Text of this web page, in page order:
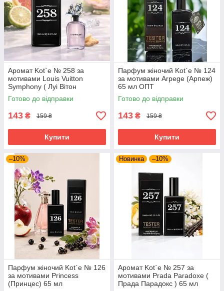
Аромат Kot`e № 258 за
мотивами Louis Vuitton
Symphony ( Луі Вітон
Симфонія) 65 мл
Готово до відправки
143 ₴ 159 ₴
Купити
Парфум жіночий Kot`e № 124
за мотивами Arpege (Арпеж)
65 мл ОПТ
Готово до відправки
143 ₴ 159 ₴
Купити
–10%
Парфум жіночий Kot`e № 126
за мотивами Princess
(Принцес) 65 мл
Новинка –10%
Аромат Kot`e № 257 за
мотивами Prada Paradoxe (
Прада Парадокс ) 65 мл